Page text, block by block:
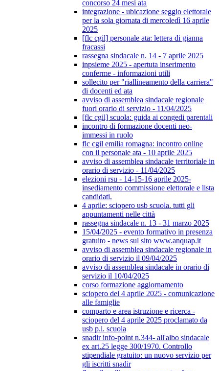
concorso 24 mesi ata
integrazione - ubicazione seggio elettorale
per la sola giornata di mercoledì 16 aprile
2025
[flc cgil] personale ata: lettera di gianna
fracassi
rassegna sindacale n. 14 - 7 aprile 2025
inpsieme 2025 - apertuta inserimento
conferme - informazioni utili
sollecito per "riallineamento della carriera"
di docenti ed ata
avviso di assemblea sindacale regionale
fuori orario di servizio - 11/04/2025
[flc cgil] scuola: guida ai congedi parentali
incontro di formazione docenti neo-
immessi in ruolo
flc cgil emilia romagna: incontro online
con il personale ata - 10 aprile 2025
avviso di assemblea sindacale territoriale in
orario di servizio - 11/04/2025
elezioni rsu - 14-15-16 aprile 2025-
insediamento commissione elettorale e lista
candidati.
4 aprile: sciopero usb scuola. tutti gli
appuntamenti nelle città
rassegna sindacale n. 13 - 31 marzo 2025
15/04/2025 - evento formativo in presenza
gratuito - news sul sito www.anquap.it
avviso di assemblea sindacale regionale in
orario di servizio il 09/04/2025
avviso di assemblea sindacale in orario di
servizio il 10/04/2025
corso formazione aggiornamento
sciopero del 4 aprile 2025 - comunicazione
alle famiglie
comparto e area istruzione e ricerca -
sciopero del 4 aprile 2025 proclamato da
usb p.i. scuola
snadir info-point n.344- all'albo sindacale
ex art.25 legge 300/1970. Controllo
stipendiale gratuito: un nuovo servizio per
gli iscritti snadir